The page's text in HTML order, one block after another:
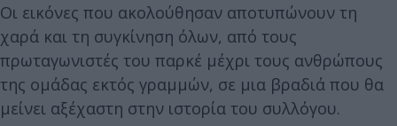
Οι εικόνες που ακολούθησαν αποτυπώνουν τη
χαρά και τη συγκίνηση όλων, από τους
πρωταγωνιστές του παρκέ μέχρι τους ανθρώπους
της ομάδας εκτός γραμμών, σε μια βραδιά που θα
μείνει αξέχαστη στην ιστορία του συλλόγου.